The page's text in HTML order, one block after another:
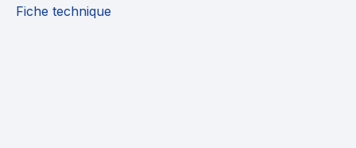
Fiche technique